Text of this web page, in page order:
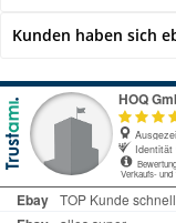
Kunden haben sich